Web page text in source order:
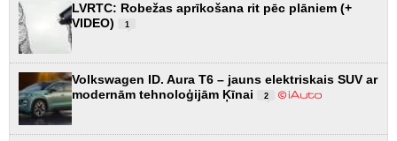
LVRTC: Robežas aprīkošana rit pēc plāniem (+
VIDEO)
1
Volkswagen ID. Aura T6 – jauns elektriskais SUV ar
modernām tehnoloģijām Ķīnai
2